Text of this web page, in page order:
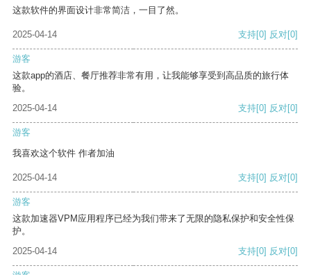
这款软件的界面设计非常简洁，一目了然。
2025-04-14 支持[0] 反对[0]
游客
这款app的酒店、餐厅推荐非常有用，让我能够享受到高品质的旅行体
验。
2025-04-14
支持[0] 反对[0]
游客
我喜欢这个软件 作者加油
2025-04-14 支持[0] 反对[0]
游客
这款加速器VPM应用程序已经为我们带来了无限的隐私保护和安全性保
护。
2025-04-14
支持[0] 反对[0]